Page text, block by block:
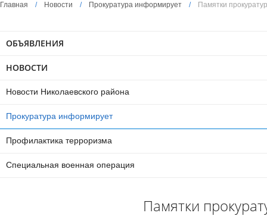
Главная / Новости / Прокуратура информирует / Памятки
ОБЪЯВЛЕНИЯ
НОВОСТИ
Новости Николаевского района
Прокуратура информирует
Профилактика терроризма
Специальная военная операция
Памятки